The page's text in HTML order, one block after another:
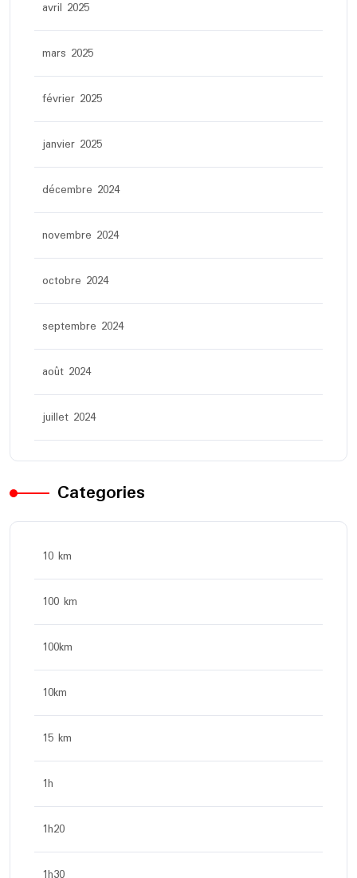
avril 2025
mars 2025
février 2025
janvier 2025
décembre 2024
novembre 2024
octobre 2024
septembre 2024
août 2024
juillet 2024
Categories
10 km
100 km
100km
10km
15 km
1h
1h20